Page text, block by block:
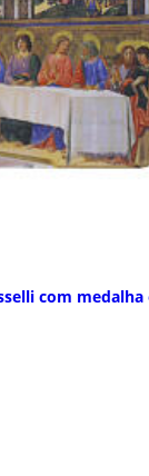
com medalha